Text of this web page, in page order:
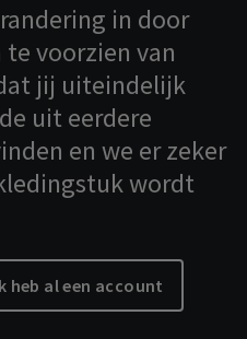
in door
voorzien van
jij uiteindelijk
uit eerdere
en we er zeker
wordt
heb al een account